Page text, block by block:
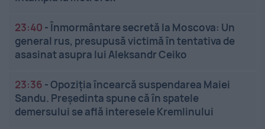
23:40 -Înmormântare secretă la Moscova: Un
general rus, presupusă victimă în tentativa de
asasinat asupra lui Aleksandr Ceiko
23:36 -Opoziția încearcă suspendarea Maiei
Sandu. Președinta spune că în spatele
demersului se află interesele Kremlinului